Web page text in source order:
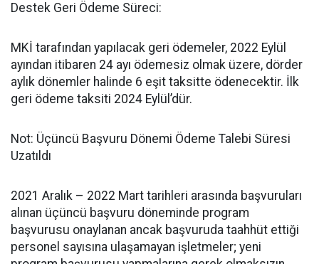
Destek Geri Ödeme Süreci:
MKİ tarafından yapılacak geri ödemeler, 2022 Eylül
ayından itibaren 24 ayı ödemesiz olmak üzere, dörder
aylık dönemler halinde 6 eşit taksitte ödenecektir. İlk
geri ödeme taksiti 2024 Eylül’dür.
Not: Üçüncü Başvuru Dönemi Ödeme Talebi Süresi
Uzatıldı
2021 Aralık – 2022 Mart tarihleri arasında başvuruları
alınan üçüncü başvuru döneminde program
başvurusu onaylanan ancak başvuruda taahhüt ettiği
personel sayısına ulaşamayan işletmeler; yeni